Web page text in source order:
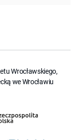
Wrocławskiego,
we Wrocławiu